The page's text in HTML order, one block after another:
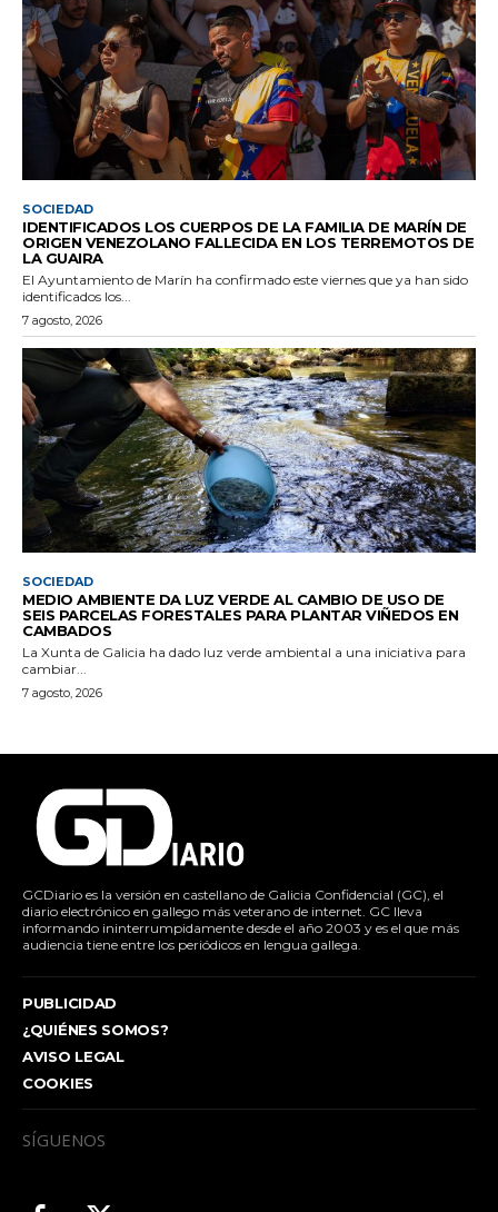
SOCIEDAD
IDENTIFICADOS LOS CUERPOS DE LA FAMILIA DE MARÍN DE
ORIGEN VENEZOLANO FALLECIDA EN LOS TERREMOTOS DE
LA GUAIRA
El Ayuntamiento de Marín ha confirmado este viernes que ya han sido
identificados los...
7 agosto, 2026
SOCIEDAD
MEDIO AMBIENTE DA LUZ VERDE AL CAMBIO DE USO DE
SEIS PARCELAS FORESTALES PARA PLANTAR VIÑEDOS EN
CAMBADOS
La Xunta de Galicia ha dado luz verde ambiental a una iniciativa para
cambiar...
7 agosto, 2026
GCDiario es la versión en castellano de Galicia Confidencial (GC), el
diario electrónico en gallego más veterano de internet. GC lleva
informando ininterrumpidamente desde el año 2003 y es el que más
audiencia tiene entre los periódicos en lengua gallega.
PUBLICIDAD
¿QUIÉNES SOMOS?
AVISO LEGAL
COOKIES
SÍGUENOS